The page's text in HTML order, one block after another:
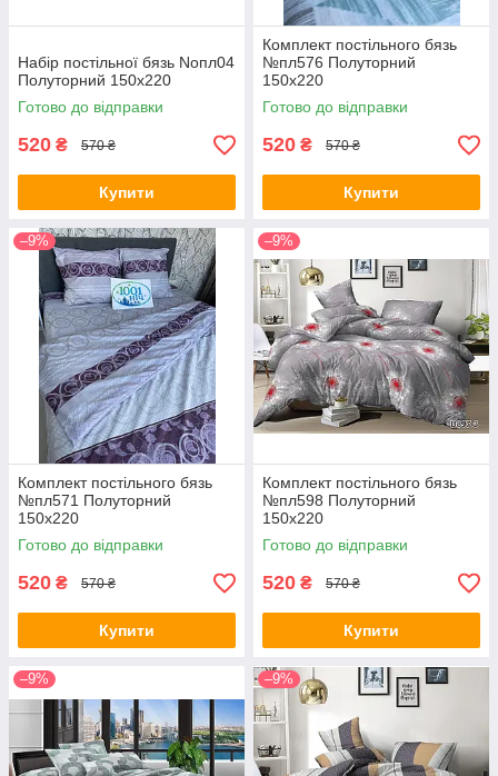
Набір постільної бязь Noпл04
Полуторний 150х220
Готово до відправки
520 ₴ 570 ₴
Купити
Комплект постільного бязь
№пл576 Полуторний
150х220
Готово до відправки
520 ₴ 570 ₴
Купити
–9%
Комплект постільного бязь
№пл571 Полуторний
150х220
Готово до відправки
520 ₴ 570 ₴
Купити
–9%
Комплект постільного бязь
№пл598 Полуторний
150х220
Готово до відправки
520 ₴ 570 ₴
Купити
–9% –9%